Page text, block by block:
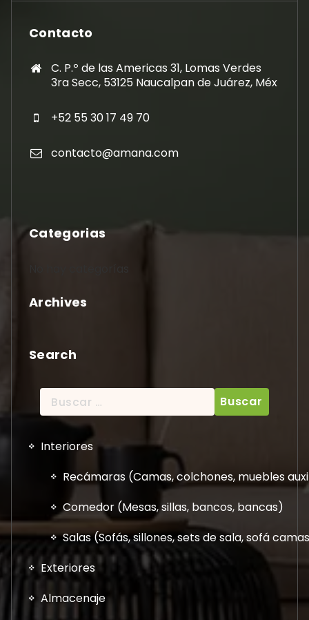
Contacto
C. P.º de las Americas 31, Lomas Verdes
3ra Secc, 53125 Naucalpan de Juárez, Méx
+52 55 30 17 49 70
contacto@amana.com
Categorias
Archives
Search
Buscar:
Interiores
Recámaras (Camas, colchones, muebles
Comedor (Mesas, sillas, bancos, bancas)
Salas (Sofás, sillones, sets de sala, sofá
Exteriores
Almacenaje